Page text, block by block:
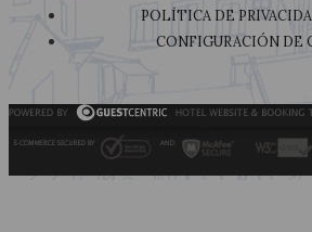
POLÍTICA DE
CONFIGURACIÓN DE